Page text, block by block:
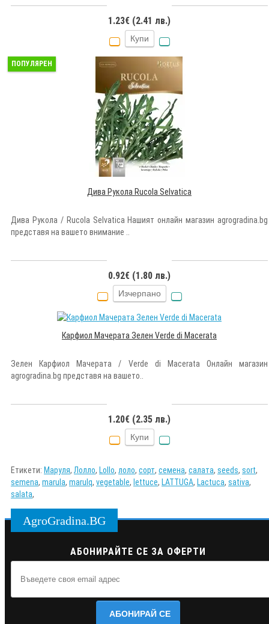
1.23€ (2.41 лв.)
Купи
ПОПУЛЯРЕН
Дива Рукола Rucola Selvatica
Дива Рукола / Rucola Selvatica Нашият онлайн магазин agrogradina.bg
представя на вашето внимание ..
0.92€ (1.80 лв.)
Изчерпано
Карфиол Мачерата Зелен Verde di Macerata
Зелен Карфиол Мачерата / Verde di Macerata Онлайн магазин
agrogradina.bg представя на вашето..
1.20€ (2.35 лв.)
Купи
Етикети: Маруля, Лолло, Lollo, лоло, сорт, семена, салата, seeds, sort,
semena, marula, marulq, vegetable, lettuce, LATTUGA, Lactuca, sativa,
salata,
AgroGradina.BG
АБОНИРАЙТЕ СЕ ЗА ОФЕРТИ
АБОНИРАЙ СЕ